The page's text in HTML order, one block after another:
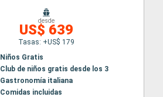
desde
US$ 639
Tasas: +US$ 179
Niños Gratis
Club de niños gratis desde los 3
Gastronomía italiana
Comidas incluidas